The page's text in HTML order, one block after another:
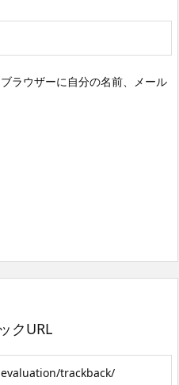
ラウザーに自分の名前、メール
クURL